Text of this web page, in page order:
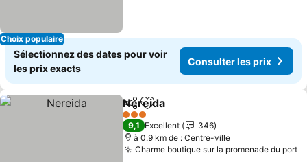
Choix populaire
Sélectionnez des dates pour voir
les prix exacts
Consulter les prix
PartagerAjouter à mes favoris
Nereida
3 Étoiles
9,1 Excellent
346
à 0.9 km de : Centre-ville
Charme boutique sur la promenade du port